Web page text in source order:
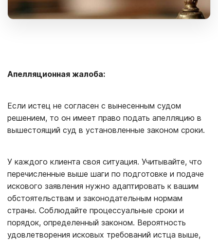
Апелляционная жалоба:
Если истец не согласен с вынесенным судом
решением, то он имеет право подать апелляцию в
вышестоящий суд в установленные законом сроки.
У каждого клиента своя ситуация. Учитывайте, что
перечисленные выше шаги по подготовке и подаче
искового заявления нужно адаптировать к вашим
обстоятельствам и законодательным нормам
страны. Соблюдайте процессуальные сроки и
порядок, определенный законом. Вероятность
удовлетворения исковых требований истца выше,